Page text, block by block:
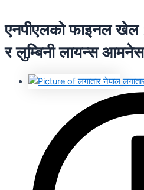
एनपीएलको फाइनल खेल
र लुम्बिनी लायन्स